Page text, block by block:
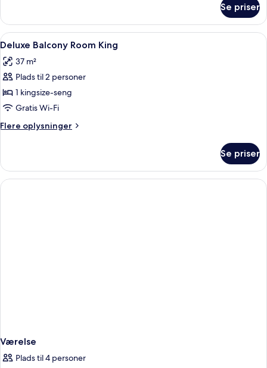
Se priser
Indlæs
alle
billeder
af
Deluxe
Balcony
Room
King
Et hotelværelse med en stor seng,
2
Deluxe Balcony Room King
37 m²
Plads til 2 personer
1 kingsize-seng
Gratis Wi-Fi
Flere oplysninger
Flere
Balcony
Room
King
Se priser
Værelse
Plads til 4 personer